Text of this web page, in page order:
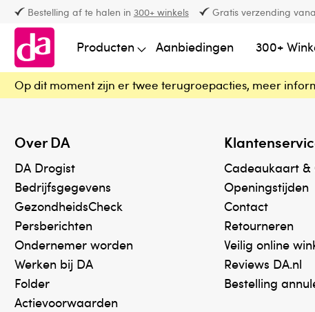
Bestelling af te halen in 300+ winkels Gratis verzending
Producten Aanbiedingen 300+
Op dit moment zijn er twee terugroepacties, meer
Over DA
DA Drogist
Bedrijfsgegevens
GezondheidsCheck
Persberichten
Ondernemer worden
Werken bij DA
Folder
Actievoorwaarden
Cadeaukaart &
Openingstijden
Contact
Retourneren
Veilig online
Reviews DA.nl
Bestelling